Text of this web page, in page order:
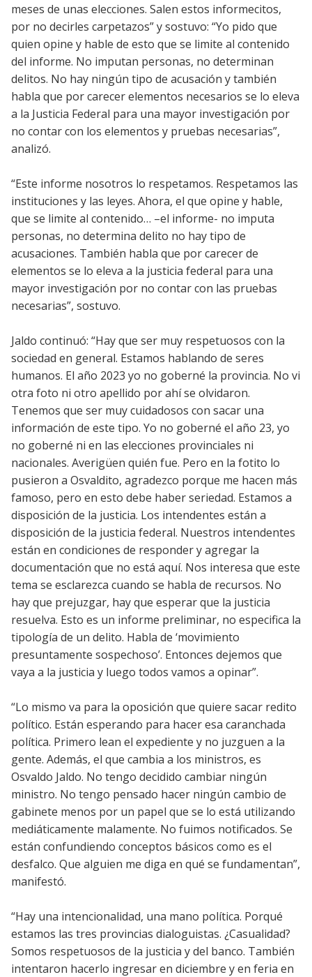
meses de unas elecciones. Salen estos informecitos,
por no decirles carpetazos” y sostuvo: “Yo pido que
quien opine y hable de esto que se limite al contenido
del informe. No imputan personas, no determinan
delitos. No hay ningún tipo de acusación y también
habla que por carecer elementos necesarios se lo eleva
a la Justicia Federal para una mayor investigación por
no contar con los elementos y pruebas necesarias”,
analizó.
“Este informe nosotros lo respetamos. Respetamos las
instituciones y las leyes. Ahora, el que opine y hable,
que se limite al contenido… –el informe- no imputa
personas, no determina delito no hay tipo de
acusaciones. También habla que por carecer de
elementos se lo eleva a la justicia federal para una
mayor investigación por no contar con las pruebas
necesarias”, sostuvo.
Jaldo continuó: “Hay que ser muy respetuosos con la
sociedad en general. Estamos hablando de seres
humanos. El año 2023 yo no goberné la provincia. No vi
otra foto ni otro apellido por ahí se olvidaron.
Tenemos que ser muy cuidadosos con sacar una
información de este tipo. Yo no goberné el año 23, yo
no goberné ni en las elecciones provinciales ni
nacionales. Averigüen quién fue. Pero en la fotito lo
pusieron a Osvaldito, agradezco porque me hacen más
famoso, pero en esto debe haber seriedad. Estamos a
disposición de la justicia. Los intendentes están a
disposición de la justicia federal. Nuestros intendentes
están en condiciones de responder y agregar la
documentación que no está aquí. Nos interesa que este
tema se esclarezca cuando se habla de recursos. No
hay que prejuzgar, hay que esperar que la justicia
resuelva. Esto es un informe preliminar, no especifica la
tipología de un delito. Habla de ‘movimiento
presuntamente sospechoso’. Entonces dejemos que
vaya a la justicia y luego todos vamos a opinar”.
“Lo mismo va para la oposición que quiere sacar redito
político. Están esperando para hacer esa caranchada
política. Primero lean el expediente y no juzguen a la
gente. Además, el que cambia a los ministros, es
Osvaldo Jaldo. No tengo decidido cambiar ningún
ministro. No tengo pensado hacer ningún cambio de
gabinete menos por un papel que se lo está utilizando
mediáticamente malamente. No fuimos notificados. Se
están confundiendo conceptos básicos como es el
desfalco. Que alguien me diga en qué se fundamentan”,
manifestó.
“Hay una intencionalidad, una mano política. Porqué
estamos las tres provincias dialoguistas. ¿Casualidad?
Somos respetuosos de la justicia y del banco. También
intentaron hacerlo ingresar en diciembre y en feria en